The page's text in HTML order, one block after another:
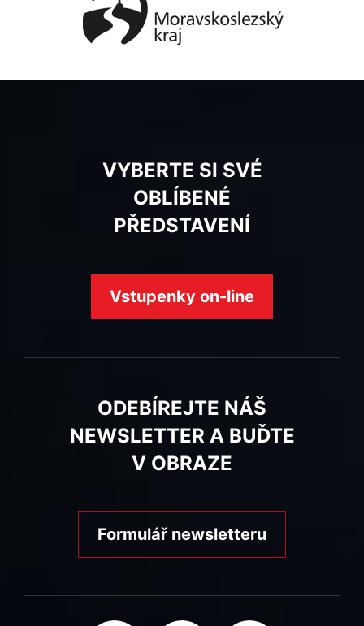
VYBERTE SI SVÉ
OBLÍBENÉ
PŘEDSTAVENÍ
Vstupenky on-line
ODEBÍREJTE NÁŠ
NEWSLETTER A BUĎTE
V OBRAZE
Formulář newsletteru